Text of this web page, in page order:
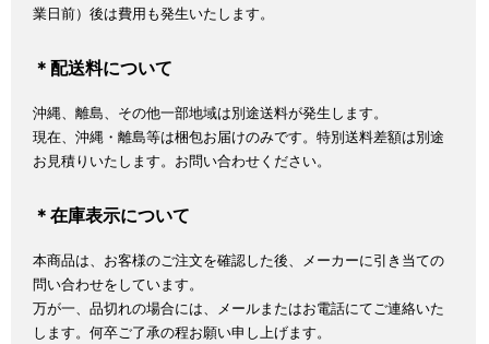
業日前）後は費用も発生いたします。
＊配送料について
沖縄、離島、その他一部地域は別途送料が発生します。
現在、沖縄・離島等は梱包お届けのみです。特別送料差額は別途
お見積りいたします。お問い合わせください。
＊在庫表示について
本商品は、お客様のご注文を確認した後、メーカーに引き当ての
問い合わせをしています。
万が一、品切れの場合には、メールまたはお電話にてご連絡いた
します。何卒ご了承の程お願い申し上げます。